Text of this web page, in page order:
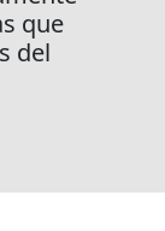
que
del